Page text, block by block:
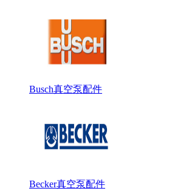
Busch真空泵配件
Becker真空泵配件